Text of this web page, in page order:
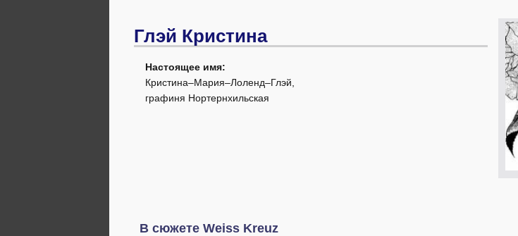
Глэй Кристина
Настоящее имя:
Кристина–Мария–Лоленд–Глэй,
графиня Нортернхильская
В сюжете Weiss Kreuz